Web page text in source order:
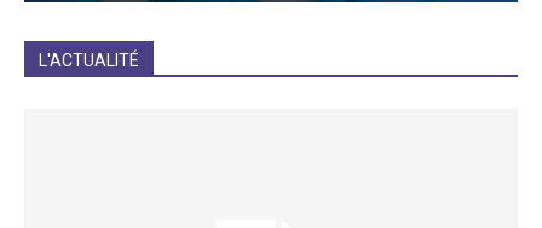
L'ACTUALITÉ